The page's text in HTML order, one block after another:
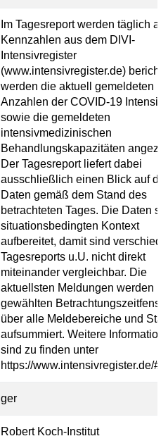
Im Tagesreport werden täglich
Kennzahlen aus dem DIVI-
Intensivregister
(www.intensivregister.de)
werden die aktuell gemeldeten
Anzahlen der COVID-19
sowie die gemeldeten
intensivmedizinischen
Behandlungskapazitäten
Der Tagesreport liefert dabei
ausschließlich einen Blick auf die
Daten gemäß dem Stand des
betrachteten Tages. Die Daten
situationsbedingten Kontext
aufbereitet, damit sind
Tagesreports u.U. nicht direkt
miteinander vergleichbar. Die
aktuellsten Meldungen werden im
gewählten
über alle Meldebereiche und
aufsummiert. Weitere
sind zu finden unter
https://www.intensivregister.de/#/
ger
Robert Koch-Institut